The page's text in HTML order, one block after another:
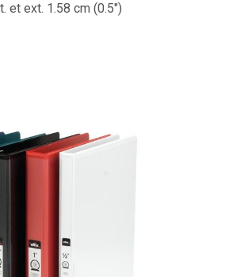
et ext. 1.58 cm (0.5")